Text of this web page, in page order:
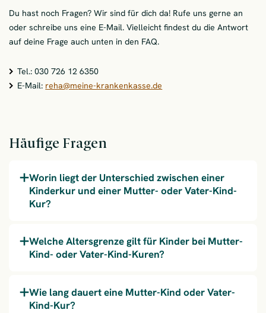
Du hast noch Fragen? Wir sind für dich da! Rufe uns gerne an
oder schreibe uns eine E-Mail. Vielleicht findest du die Antwort
auf deine Frage auch unten in den FAQ.
Tel.: 030 726 12 6350
E-Mail: reha@meine-krankenkasse.de
Häufige Fragen
Worin liegt der Unterschied zwischen einer
Kinderkur und einer Mutter- oder Vater-Kind-
Kur?
Welche Altersgrenze gilt für Kinder bei Mutter-
Kind- oder Vater-Kind-Kuren?
Wie lang dauert eine Mutter-Kind oder Vater-
Kind-Kur?